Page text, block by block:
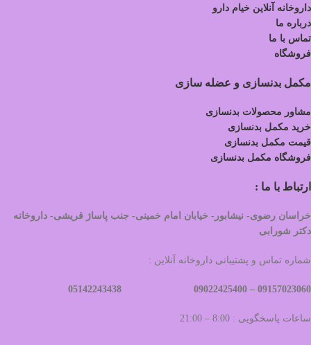
داروخانه آنلاین خیام دارو
درباره ما
تماس با ما
فروشگاه
مکمل بدنسازی و عضله سازی
مشاور محصولات بدنسازی
خرید مکمل بدنسازی
قیمت مکمل بدنسازی
فروشگاه مکمل بدنسازی
ارتباط با ما :
خراسان رضوی- نیشابور- خیابان امام خمینی- جنب پاساژ قریشی- داروخانه
دکتر شورابی
شماره تماس و پشتیبانی داروخانه آنلاین :
09157023060 –
ساعات پاسخگویی : 8:00 – 21:00